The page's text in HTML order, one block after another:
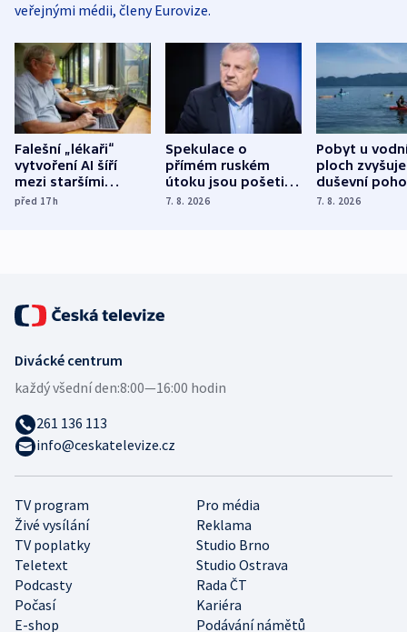
veřejnými médii, členy Eurovize.
Falešní „lékaři“
vytvoření AI šíří
mezi staršími
Poláky nebezpečné
před 17h
Spekulace o
přímém ruském
útoku jsou pošetilé,
míní estonský
7. 8. 2026
Pobyt u
ploch zvyšuje
duševní
ukázala
7. 8. 2026
TV program
Pro média
Živé vysílání
Reklama
TV poplatky
Studio Brno
Teletext
Studio Ostrava
Podcasty
Rada ČT
Počasí
Kariéra
E-shop
Podávání námětů
Divácké centrum
každý všední den:8:00—16:00 hodin
261 136 113
info@ceskatelevize.cz